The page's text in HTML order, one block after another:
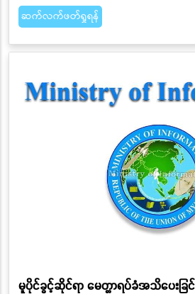
ဆက်လက်ဖတ်ရှုရန်
မူပိုင်ခွင့်ဆိုင်ရာ မေတ္တာရပ်ခံအသိပေးခြင်